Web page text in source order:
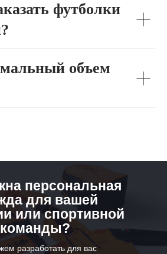
футболки
объем
персональная
для вашей
или спортивной
команды?
разработать для вас
в Москве